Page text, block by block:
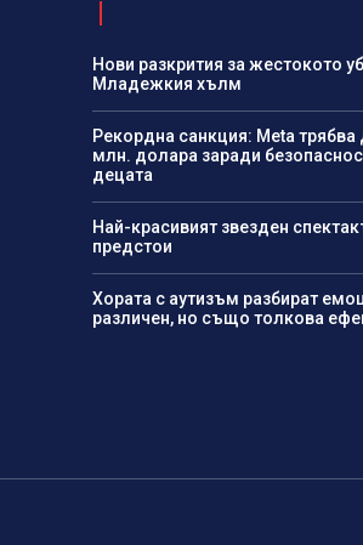
Нови разкрития за жестокото
Младежкия хълм
Рекордна санкция: Meta трябва
млн. долара заради
децата
Най-красивият звезден
предстои
Хората с аутизъм разбират
различен, но също толкова